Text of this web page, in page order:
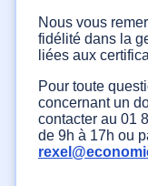
Nous vous
fidélité dans la
liées aux
Pour toute
concernant un
contacter au 01
de 9h à 17h ou